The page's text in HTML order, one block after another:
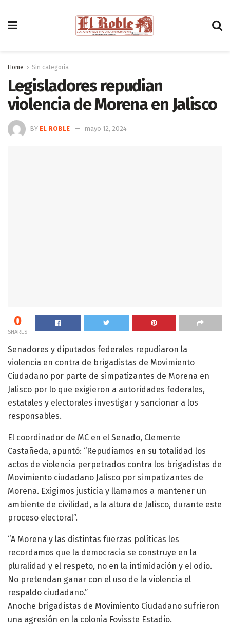
Home Sin categoría
Legisladores repudian
violencia de Morena en Jalisco
BY EL ROBLE mayo 12, 2024
0
SHARES
Senadores y diputados federales repudiaron la
violencia en contra de brigadistas de Movimiento
Ciudadano por parte de simpatizantes de Morena en
Jalisco por lo que exigieron a autoridades federales,
estatales y electorales investigar y sancionar a los
responsables.
El coordinador de MC en el Senado, Clemente
Castañeda, apuntó: “Repudiamos en su totalidad los
actos de violencia perpetrados contra los brigadistas de
Movimiento ciudadano Jalisco por simpatizantes de
Morena. Exigimos justicia y llamamos a mantener un
ambiente de civilidad, a la altura de Jalisco, durante este
proceso electoral”.
“A Morena y las distintas fuerzas políticas les
recordamos que la democracia se construye en la
pluralidad y el respeto, no en la intimidación y el odio.
No pretendan ganar con el uso de la violencia el
respaldo ciudadano.”
Anoche brigadistas de Movimiento Ciudadano sufrieron
una agresión en la colonia Fovisste Estadio.